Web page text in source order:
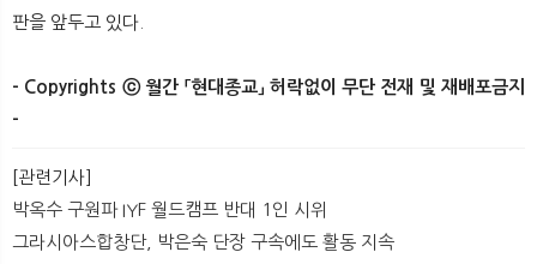
판을 앞두고 있다.
- Copyrights ⓒ 월간 「현대종교」 허락없이 무단 전재 및 재배포금지
-
[관련기사]
박옥수 구원파 IYF 월드캠프 반대 1인 시위
그라시아스합창단, 박은숙 단장 구속에도 활동 지속